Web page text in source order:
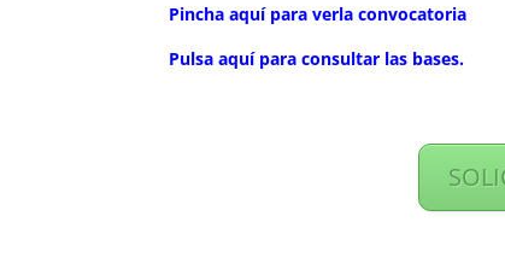
Pincha aquí para verla convocatoria
Pulsa aquí para consultar las bases.